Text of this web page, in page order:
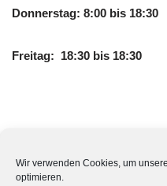
Wir verwenden Cookies, um
optimieren.
Donnerstag: 8:00 bis 18:30
Freitag: 18:30 bis 18:30
Die Germania-Apotheke hat
folgenden Uhrzeiten geöffnet: